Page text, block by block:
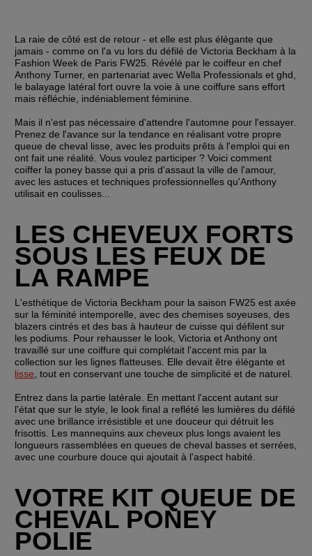
La raie de côté est de retour - et elle est plus élégante que
jamais - comme on l'a vu lors du défilé de Victoria Beckham à la
Fashion Week de Paris FW25. Révélé par le coiffeur en chef
Anthony Turner, en partenariat avec Wella Professionals et ghd,
le balayage latéral fort ouvre la voie à une coiffure sans effort
mais réfléchie, indéniablement féminine.
Mais il n'est pas nécessaire d'attendre l'automne pour l'essayer.
Prenez de l'avance sur la tendance en réalisant votre propre
queue de cheval lisse, avec les produits prêts à l'emploi qui en
ont fait une réalité. Vous voulez participer ? Voici comment
coiffer la poney basse qui a pris d'assaut la ville de l'amour,
avec les astuces et techniques professionnelles qu'Anthony
utilisait en coulisses...
LES CHEVEUX FORTS
SOUS LES FEUX DE
LA RAMPE
L'esthétique de Victoria Beckham pour la saison FW25 est axée
sur la féminité intemporelle, avec des chemises soyeuses, des
blazers cintrés et des bas à hauteur de cuisse qui défilent sur
les podiums. Pour rehausser le look, Victoria et Anthony ont
travaillé sur une coiffure qui complétait l'accent mis par la
lisse , tout en conservant une touche de simplicité et de naturel.
Entrez dans la partie latérale. En mettant l'accent autant sur
l'état que sur le style, le look final a reflété les lumières du défilé
avec une brillance irrésistible et une douceur qui détruit les
frisottis. Les mannequins aux cheveux plus longs avaient les
longueurs rassemblées en queues de cheval basses et serrées,
avec une courbure douce qui ajoutait à l'aspect habité.
VOTRE KIT QUEUE DE
CHEVAL PONEY
POLIE